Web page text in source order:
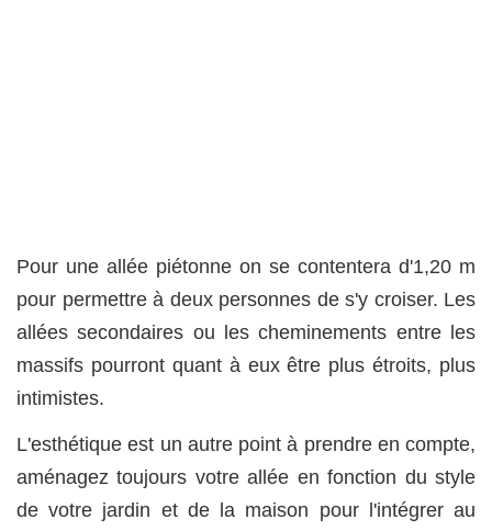
Pour une allée piétonne on se contentera d'1,20 m
pour permettre à deux personnes de s'y croiser. Les
allées secondaires ou les cheminements entre les
massifs pourront quant à eux être plus étroits, plus
intimistes.
L'esthétique est un autre point à prendre en compte,
aménagez toujours votre allée en fonction du style
de votre jardin et de la maison pour l'intégrer au